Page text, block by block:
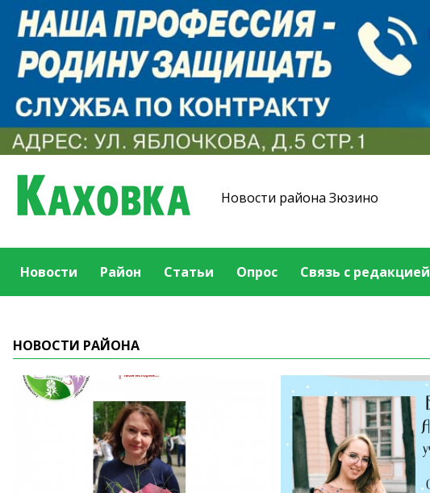
Новости района Зюзино
Новости Район Статьи Опрос Связь с редакцией
НОВОСТИ РАЙОНА